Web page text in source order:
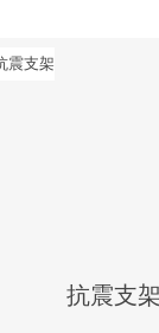
抗震支